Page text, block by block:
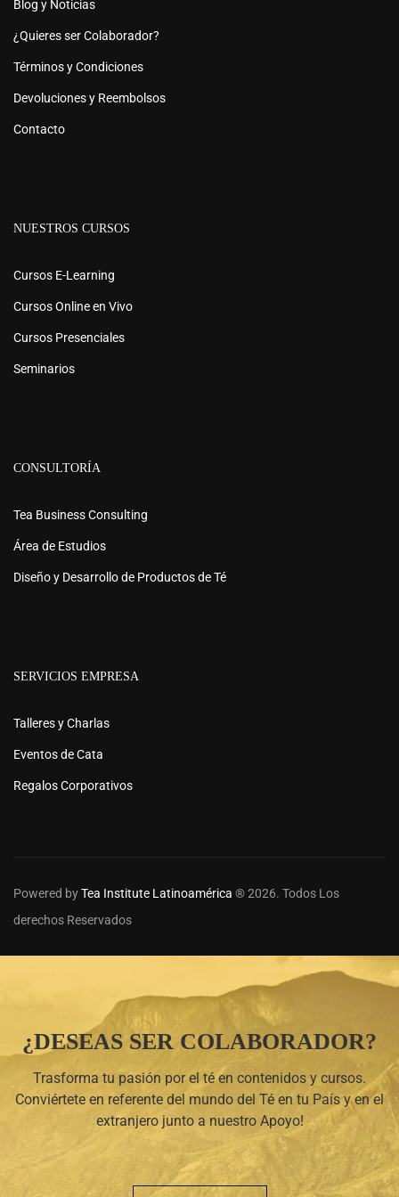
Blog y Noticias
¿Quieres ser Colaborador?
Términos y Condiciones
Devoluciones y Reembolsos
Contacto
NUESTROS CURSOS
Cursos E-Learning
Cursos Online en Vivo
Cursos Presenciales
Seminarios
CONSULTORÍA
Tea Business Consulting
Área de Estudios
Diseño y Desarrollo de Productos de Té
SERVICIOS EMPRESA
Talleres y Charlas
Eventos de Cata
Regalos Corporativos
Powered byTea Institute Latinoamérica ® 2026. Todos Los
derechos Reservados
¿DESEAS SER COLABORADOR?
Trasforma tu pasión por el té en contenidos y cursos.
Conviértete en referente del mundo del Té en tu País y en el
extranjero junto a nuestro Apoyo!